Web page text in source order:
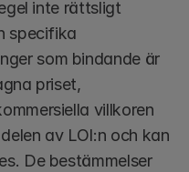
inte rättsligt
specifika
som bindande är
priset,
villkoren
av LOI:n och kan
De bestämmelser